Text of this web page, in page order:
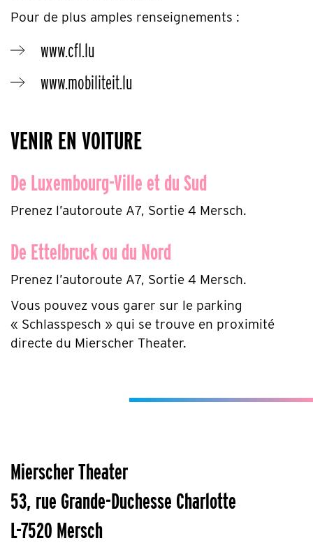
Pour de plus amples renseignements :
www.cfl.lu
www.mobiliteit.lu
VENIR EN VOITURE
De Luxembourg-Ville et du Sud
Prenez l’autoroute A7, Sortie 4 Mersch.
De Ettelbruck ou du Nord
Prenez l’autoroute A7, Sortie 4 Mersch.
Vous pouvez vous garer sur le parking
« Schlasspesch » qui se trouve en proximité
directe du Mierscher Theater.
Mierscher Theater
53, rue Grande-Duchesse Charlotte
L-7520 Mersch